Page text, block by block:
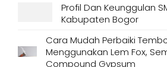
Profil Dan Keunggulan
Kabupaten Bogor
Cara Mudah Perbaiki
Menggunakan Lem Fox,
Compound Gypsum